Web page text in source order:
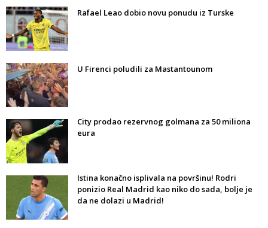
Rafael Leao dobio novu ponudu iz Turske
U Firenci poludili za Mastantounom
City prodao rezervnog golmana za 50 miliona
eura
Istina konačno isplivala na površinu! Rodri
ponizio Real Madrid kao niko do sada, bolje je
da ne dolazi u Madrid!